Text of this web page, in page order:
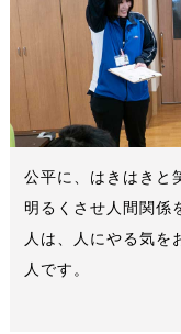
公平に、はきはきと
明るくさせ人間関係
人は、人にやる気を
人です。